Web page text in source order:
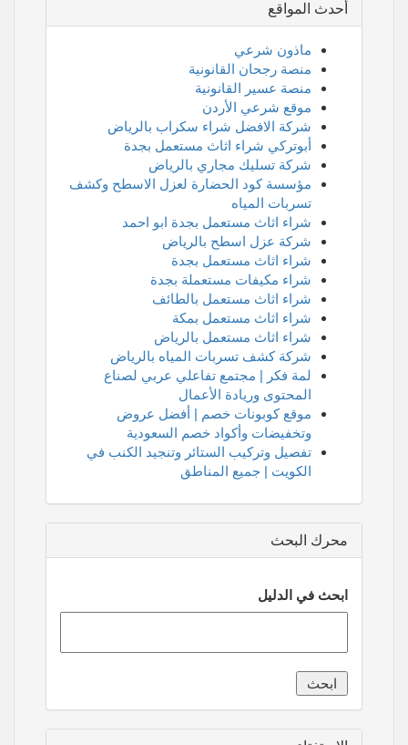
أحدث المواقع
ماذون شرعي
منصة رجحان القانونية
منصة عسير القانونية
موقع شرعي الأردن
شركة الافضل شراء سكراب بالرياض
أبوتركي شراء اثاث مستعمل بجدة
شركة تسليك مجاري بالرياض
مؤسسة كود الحضارة لعزل الاسطح وكشف
تسربات المياه
شراء اثاث مستعمل بجدة ابو احمد
شركة عزل اسطح بالرياض
شراء اثاث مستعمل بجدة
شراء مكيفات مستعملة بجدة
شراء اثاث مستعمل بالطائف
شراء اثاث مستعمل بمكة
شراء اثاث مستعمل بالرياض
شركة كشف تسربات المياه بالرياض
لمة فكر | مجتمع تفاعلي عربي لصناع
المحتوى وريادة الأعمال
موقع كوبونات خصم | أفضل عروض
وتخفيضات وأكواد خصم السعودية
تفصيل وتركيب الستائر وتنجيد الكنب في
الكويت | جميع المناطق
محرك البحث
ابحث في الدليل